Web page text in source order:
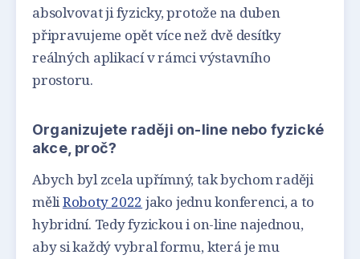
absolvovat ji fyzicky, protože na duben
připravujeme opět více než dvě desítky
reálných aplikací v rámci výstavního
prostoru.
Organizujete raději on-line nebo fyzické
akce, proč?
Abych byl zcela upřímný, tak bychom raději
měliRoboty 2022 jako jednu konferenci, a to
hybridní. Tedy fyzickou i on-line najednou,
aby si každý vybral formu, která je mu